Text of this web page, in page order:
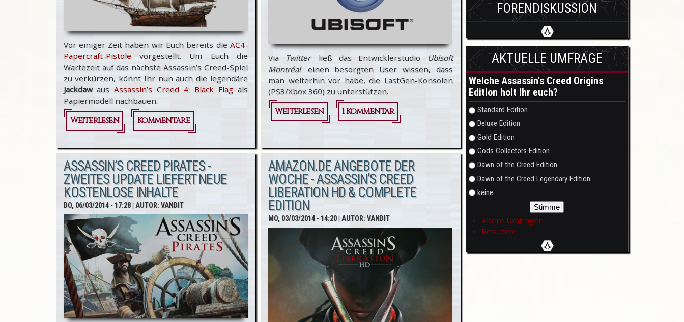
Vor einiger Zeit haben wir Euch bereits die AC4-
Papercraft-Pistolevorgestellt. Um Euch die
Wartezeit auf das nächste Assassin’s Creed-Spiel
zu verkürzen, könnt Ihr nun auch die legendäre
JackdawausAssassin’s Creed 4: Black Flag als
Papiermodell nachbauen.
Weiterlesen
über
Creed 4 -
Papercraft
Jackdaw
zum selbst
basteln
Kommentare
Via Twitter ließ das Entwicklerstudio
Ubisoft
Montréal
einen besorgten User wissen, dass
man weiterhin vor habe, die LastGen-Konsolen
(PS3/Xbox 360) zu unterstützen.
Weiterlesen
über Ubisoft
bestätigt
auch
weiterhin die
LastGen-
Konsolen zu
unterstützen
1 Kommentar
ASSASSIN’S CREED PIRATES -
ZWEITES UPDATE LIEFERT NEUE
KOSTENLOSE INHALTE
DO, 06/03/2014 - 17:28| AUTOR:VANDIT
AMAZON.DE ANGEBOTE DER
WOCHE - ASSASSIN’S CREED
LIBERATION HD & COMPLETE
EDITION
MO, 03/03/2014 - 14:20| AUTOR:VANDIT
FORENDISKUSSION
AKTUELLE UMFRAGE
Welche Assassin's Creed Origins
Edition holt ihr euch?
Auswahlmöglichkeiten
Standard Edition
Deluxe Edition
Gold Edition
Gods Collectors Edition
Dawn of the Creed Edition
Dawn of the Creed Legendary Edition
keine
Ältere Umfragen
Resultate